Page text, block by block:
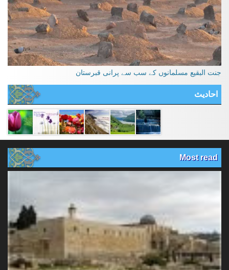
جنت البقیع مسلمانوں کے سب سے پرانی قبرستان
احادیث
Most read